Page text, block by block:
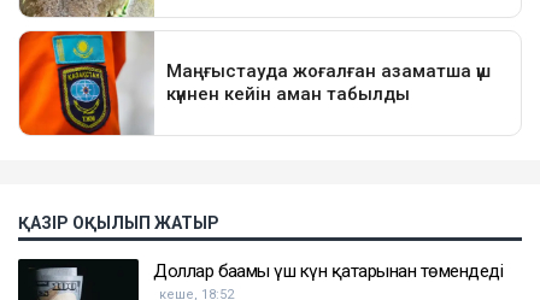
ҚАЗІР ОҚЫЛЫП ЖАТЫР
Доллар бағамы үш күн қатарынан төмендеді
кеше, 18:52